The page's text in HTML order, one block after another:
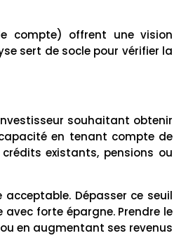
compte) offrent une vision
sert de socle pour vérifier la
souhaitant obtenir
en tenant compte de
existants, pensions ou
Dépasser ce seuil
forte épargne. Prendre le
en augmentant ses revenus